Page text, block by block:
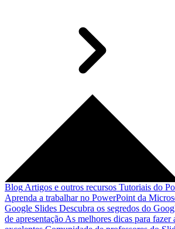
Blog Artigos e outros recursos Tutoriais do
Aprenda a trabalhar no PowerPoint da
Google Slides Descubra os segredos do
de apresentação As melhores dicas para fazer